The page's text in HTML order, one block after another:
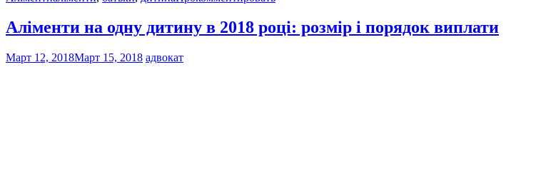
Аліменти на одну дитину в 2018 році: розмір і порядок виплати
Март 12, 2018Март 15, 2018 адвокат